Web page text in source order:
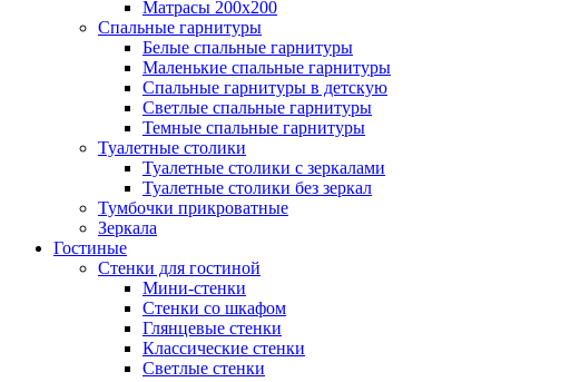
Матрасы 200х200
Спальные гарнитуры
Белые спальные гарнитуры
Маленькие спальные гарнитуры
Спальные гарнитуры в детскую
Светлые спальные гарнитуры
Темные спальные гарнитуры
Туалетные столики
Туалетные столики с зеркалами
Туалетные столики без зеркал
Тумбочки прикроватные
Зеркала
Гостиные
Стенки для гостиной
Мини-стенки
Стенки со шкафом
Глянцевые стенки
Классические стенки
Светлые стенки